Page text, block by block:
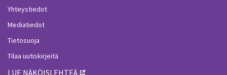
Yhteystiedot
Mediatiedot
Tietosuoja
Tilaa uutiskirjeitä
LUE NÄKÖISLEHTEÄ